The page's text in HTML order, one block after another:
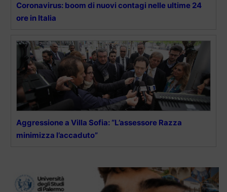
Coronavirus: boom di nuovi contagi nelle ultime 24
ore in Italia
Aggressione a Villa Sofia: “L’assessore Razza
minimizza l’accaduto”